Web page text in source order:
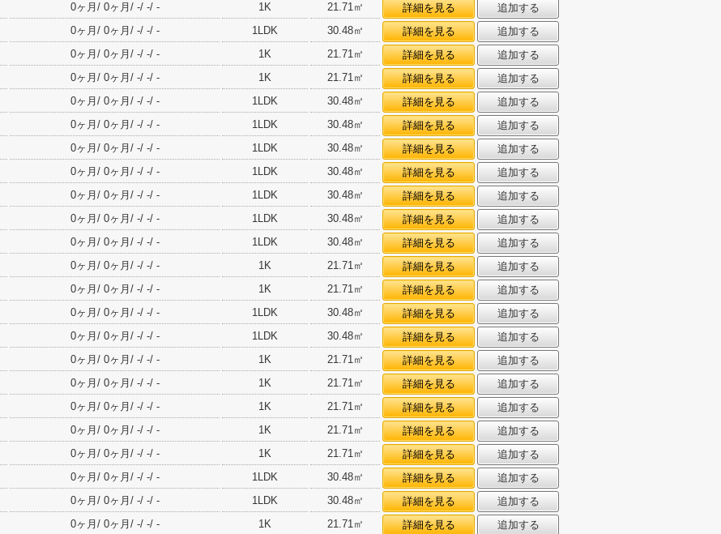
0ヶ月/ 0ヶ月/ -/ -/ - 1K 21.71㎡ 詳細を見る
追加する
0ヶ月/ 0ヶ月/ -/ -/ - 1LDK 30.48㎡ 詳細を見る
追加する
0ヶ月/ 0ヶ月/ -/ -/ - 1K 21.71㎡ 詳細を見る
追加する
0ヶ月/ 0ヶ月/ -/ -/ - 1K 21.71㎡ 詳細を見る
追加する
0ヶ月/ 0ヶ月/ -/ -/ - 1LDK 30.48㎡ 詳細を見る
追加する
0ヶ月/ 0ヶ月/ -/ -/ - 1LDK 30.48㎡ 詳細を見る
追加する
0ヶ月/ 0ヶ月/ -/ -/ - 1LDK 30.48㎡ 詳細を見る
追加する
0ヶ月/ 0ヶ月/ -/ -/ - 1LDK 30.48㎡ 詳細を見る
追加する
0ヶ月/ 0ヶ月/ -/ -/ - 1LDK 30.48㎡ 詳細を見る
追加する
0ヶ月/ 0ヶ月/ -/ -/ - 1LDK 30.48㎡ 詳細を見る
追加する
0ヶ月/ 0ヶ月/ -/ -/ - 1LDK 30.48㎡ 詳細を見る
追加する
0ヶ月/ 0ヶ月/ -/ -/ - 1K 21.71㎡ 詳細を見る
追加する
0ヶ月/ 0ヶ月/ -/ -/ - 1K 21.71㎡ 詳細を見る
追加する
0ヶ月/ 0ヶ月/ -/ -/ - 1LDK 30.48㎡ 詳細を見る
追加する
0ヶ月/ 0ヶ月/ -/ -/ - 1LDK 30.48㎡ 詳細を見る
追加する
0ヶ月/ 0ヶ月/ -/ -/ - 1K 21.71㎡ 詳細を見る
追加する
0ヶ月/ 0ヶ月/ -/ -/ - 1K 21.71㎡ 詳細を見る
追加する
0ヶ月/ 0ヶ月/ -/ -/ - 1K 21.71㎡ 詳細を見る
追加する
0ヶ月/ 0ヶ月/ -/ -/ - 1K 21.71㎡ 詳細を見る
追加する
0ヶ月/ 0ヶ月/ -/ -/ - 1K 21.71㎡ 詳細を見る
追加する
0ヶ月/ 0ヶ月/ -/ -/ - 1LDK 30.48㎡ 詳細を見る
追加する
0ヶ月/ 0ヶ月/ -/ -/ - 1LDK 30.48㎡ 詳細を見る
追加する
0ヶ月/ 0ヶ月/ -/ -/ - 1K 21.71㎡ 詳細を見る
追加する